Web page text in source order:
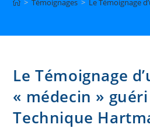
> Témoignages > Le Témoignage
Le Témoignage
« médecin »
Technique